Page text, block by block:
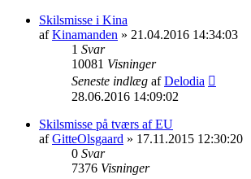
Skilsmisse i Kina
afKinamanden » 21.04.2016 14:34:03
1 Svar
10081 Visninger
Seneste indlæg afDelodia
28.06.2016 14:09:02
Skilsmisse på tværs af EU
afGitteOlsgaard » 17.11.2015 12:30:20
0 Svar
7376 Visninger